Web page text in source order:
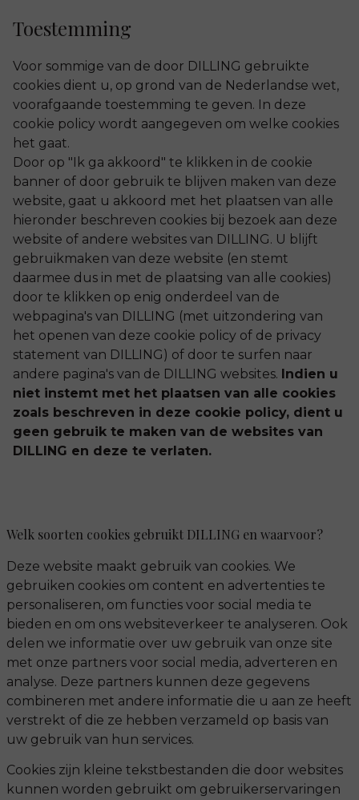
Toestemming
Voor sommige van de door DILLING gebruikte
cookies dient u, op grond van de Nederlandse wet,
voorafgaande toestemming te geven. In deze
cookie policy wordt aangegeven om welke cookies
het gaat.
Door op "Ik ga akkoord" te klikken in de cookie
banner of door gebruik te blijven maken van deze
website, gaat u akkoord met het plaatsen van alle
hieronder beschreven cookies bij bezoek aan deze
website of andere websites van DILLING. U blijft
gebruikmaken van deze website (en stemt
daarmee dus in met de plaatsing van alle cookies)
door te klikken op enig onderdeel van de
webpagina's van DILLING (met uitzondering van
het openen van deze cookie policy of de privacy
statement van DILLING) of door te surfen naar
andere pagina's van de DILLING websites. Indien u
niet instemt met het plaatsen van alle cookies
zoals beschreven in deze cookie policy, dient u
geen gebruik te maken van de websites van
DILLING en deze te verlaten.
Welk soorten cookies gebruikt DILLING en waarvoor?
Deze website maakt gebruik van cookies. We
gebruiken cookies om content en advertenties te
personaliseren, om functies voor social media te
bieden en om ons websiteverkeer te analyseren. Ook
delen we informatie over uw gebruik van onze site
met onze partners voor social media, adverteren en
analyse. Deze partners kunnen deze gegevens
combineren met andere informatie die u aan ze heeft
verstrekt of die ze hebben verzameld op basis van
uw gebruik van hun services.
Cookies zijn kleine tekstbestanden die door websites
kunnen worden gebruikt om gebruikerservaringen